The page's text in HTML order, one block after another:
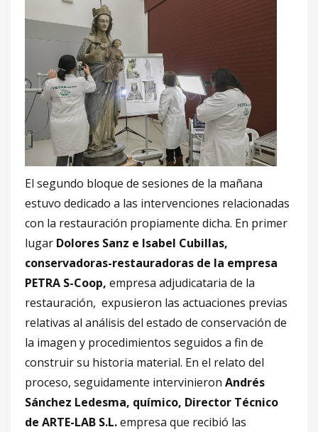
El segundo bloque de sesiones de la mañana
estuvo dedicado a las intervenciones relacionadas
con la restauración propiamente dicha. En primer
lugar Dolores Sanz e Isabel Cubillas,
conservadoras-restauradoras de la empresa
PETRA S-Coop, empresa adjudicataria de la
restauración, expusieron las actuaciones previas
relativas al análisis del estado de conservación de
la imagen y procedimientos seguidos a fin de
construir su historia material. En el relato del
proceso, seguidamente intervinieron Andrés
Sánchez Ledesma, químico, Director Técnico
de ARTE-LAB S.L.empresa que recibió las